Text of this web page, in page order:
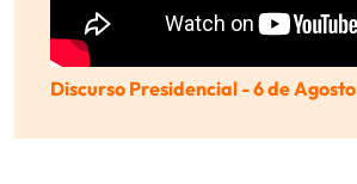
Discurso Presidencial - 6 de Agosto